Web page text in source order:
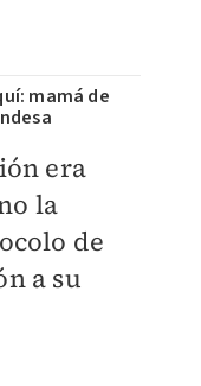
mamá de
era
la
de
a su